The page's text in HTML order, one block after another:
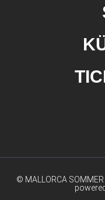
© MALLORCA SOMMER